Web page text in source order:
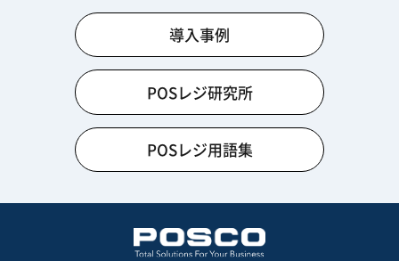
導入事例
POSレジ研究所
POSレジ用語集